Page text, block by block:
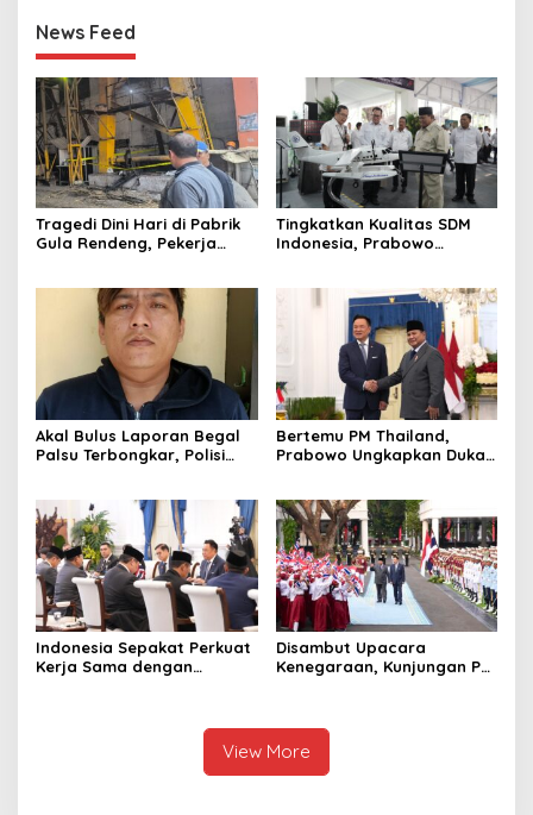
News Feed
Tragedi Dini Hari di Pabrik
Gula Rendeng, Pekerja
Tingkatkan Kualitas SDM
Indonesia, Prabowo
Terbaik Dunia
Akal Bulus Laporan Begal
Palsu Terbongkar, Polisi
Bertemu PM Thailand,
Prabowo Ungkapkan Duka
Raja Thailand
Indonesia Sepakat Perkuat
Kerja Sama dengan
Disambut Upacara
Kenegaraan, Kunjungan PM
View More